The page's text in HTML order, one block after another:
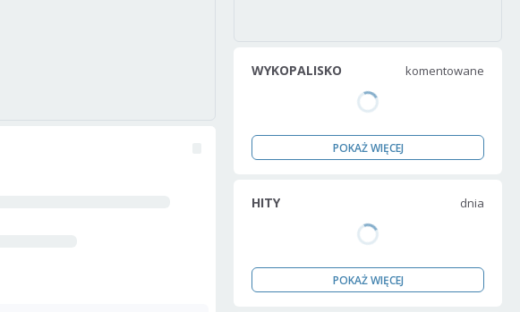
WYKOPALISKO komentowane
POKAŻ WIĘCEJ
HITY dnia
POKAŻ WIĘCEJ